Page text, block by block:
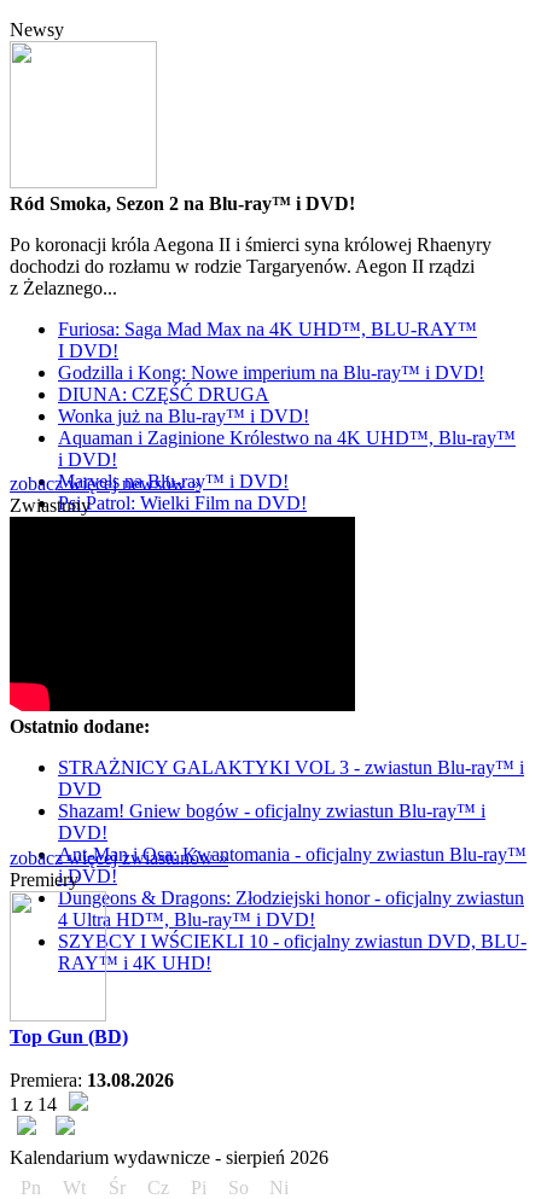
Newsy
Ród Smoka, Sezon 2 na Blu-ray™ i DVD!
Po koronacji króla Aegona II i śmierci syna królowej Rhaenyry
dochodzi do rozłamu w rodzie Targaryenów. Aegon II rządzi
z Żelaznego...
Furiosa: Saga Mad Max na 4K UHD™, BLU-RAY™
I DVD!
Godzilla i Kong: Nowe imperium na Blu-ray™ i DVD!
DIUNA: CZĘŚĆ DRUGA
Wonka już na Blu-ray™ i DVD!
Aquaman i Zaginione Królestwo na 4K UHD™, Blu-ray™
i DVD!
Marvels na Blu-ray™ i DVD!
Psi Patrol: Wielki Film na DVD!
zobacz więcej newsów »
Zwiastuny
Ostatnio dodane:
STRAŻNICY GALAKTYKI VOL 3 - zwiastun Blu-ray™ i
DVD
Shazam! Gniew bogów - oficjalny zwiastun Blu-ray™ i
DVD!
Ant-Man i Osa: Kwantomania - oficjalny zwiastun Blu-ray™
i DVD!
Dungeons & Dragons: Złodziejski honor - oficjalny zwiastun
4 Ultra HD™, Blu-ray™ i DVD!
SZYBCY I WŚCIEKLI 10 - oficjalny zwiastun DVD, BLU-
RAY™ i 4K UHD!
zobacz więcej zwiastunów »
Premiery
Top Gun (BD)
Premiera: 13.08.2026
1 z 14
Kalendarium wydawnicze - sierpień 2026
Pn
Wt Śr Cz Pi So
Ni